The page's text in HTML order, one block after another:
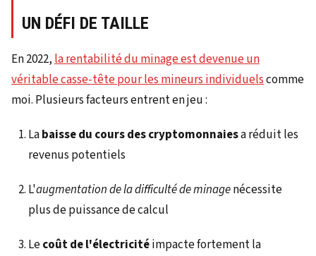
UN DÉFI DE TAILLE
En 2022,la rentabilité du minage est devenue un
véritable casse-tête pour les mineurs individuelscomme
moi. Plusieurs facteurs entrent en jeu :
Labaisse du cours des cryptomonnaiesa réduit les
revenus potentiels
L'augmentation de la difficulté de minagenécessite
plus de puissance de calcul
Lecoût de l'électricitéimpacte fortement la